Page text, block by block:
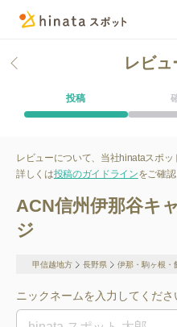
レビ
投稿
レビューについて、当社hinataスポッ
詳しくは投稿のガイドラインをご確認
ACN信州伊那谷キ
ジ
甲信越地方 長野県 伊那・駒ヶ根・
ニックネームを入力してくださ